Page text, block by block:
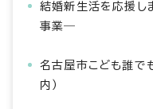
結婚新生活を応援
事業―
名古屋市こども誰で
内）